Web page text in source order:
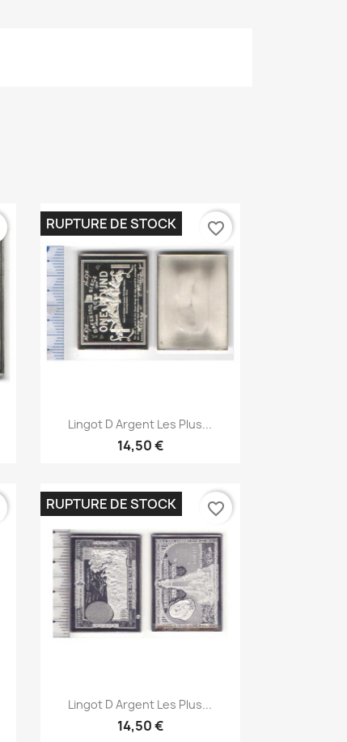
Aperçu rapide
Lingot D Argent Les Plus...
14,50 €
RUPTURE DE STOCK favorite_border
Aperçu rapide
Lingot D Argent Les Plus...
14,50 €
RUPTURE DE STOCK favorite_border